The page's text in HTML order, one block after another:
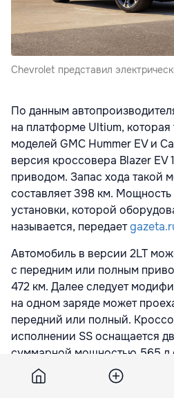
Chevrolet представил
По данным
на платформе Ultium,
моделей GMC Hummer EV и
версия кроссовера Blazer EV
приводом. Запас хода такой
составляет 398 км. Мощность
установки, которой
называется, передает
Автомобиль в версии 2LT
с передним или полным
472 км. Далее следует
на одном заряде может
передний или полный.
исполнении SS оснащается
суммарной мощностью 565
такой автомобиль
467 км.